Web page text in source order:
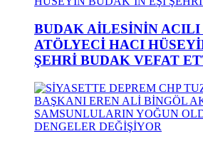
BUDAK AİLESİNİN ACILI
ATÖLYECİ HACI
ŞEHRİ BUDAK VEFAT